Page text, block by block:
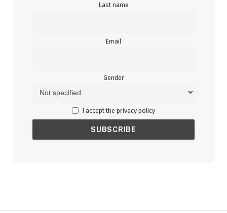
Last name
Email
Gender
I accept the privacy policy